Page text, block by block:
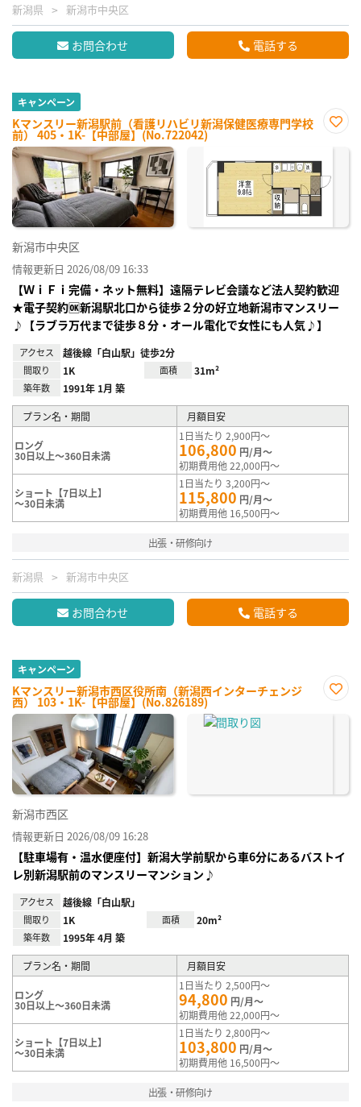
新潟県 新潟市中央区
お問合わせ 電話する
キャンペーン
Kマンスリー新潟駅前（看護リハビリ新潟保健医療専門学校
前） 405・1K-【中部屋】(No.722042)
に入
録
新潟市中央区
情報更新日 2026/08/09 16:33
【ＷｉＦｉ完備・ネット無料】遠隔テレビ会議など法人契約歓迎
★電子契約🆗新潟駅北口から徒歩２分の好立地新潟市マンスリー
♪【ラブラ万代まで徒歩８分・オール電化で女性にも人気♪】
アクセス 越後線「白山駅」徒歩2分
間取り 1K 面積 31m²
築年数 1991年 1月 築
プラン名・期間 月額目安
ロング
30日以上～360日未満
1日当たり 2,900円～
106,800 円/月～
初期費用他 22,000円～
ショート【7日以上】
～30日未満
1日当たり 3,200円～
115,800 円/月～
初期費用他 16,500円～
出張・研修向け
新潟県 新潟市中央区
お問合わせ 電話する
キャンペーン
Kマンスリー新潟市西区役所南（新潟西インターチェンジ
西） 103・1K-【中部屋】(No.826189)
に入
新潟市西区
情報更新日 2026/08/09 16:28
【駐車場有・温水便座付】新潟大学前駅から車6分にあるバストイ
レ別新潟駅前のマンスリーマンション♪
アクセス 越後線「白山駅」
間取り 1K 面積 20m²
築年数 1995年 4月 築
プラン名・期間 月額目安
ロング
30日以上～360日未満
1日当たり 2,500円～
94,800 円/月～
初期費用他 22,000円～
ショート【7日以上】
～30日未満
1日当たり 2,800円～
103,800 円/月～
初期費用他 16,500円～
出張・研修向け